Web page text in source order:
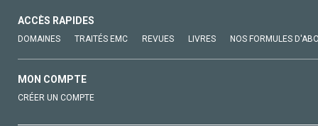
ACCÈS RAPIDES
DOMAINES TRAITÉS EMC REVUES LIVRES NOS FORMULES
MON COMPTE
CRÉER UN COMPTE